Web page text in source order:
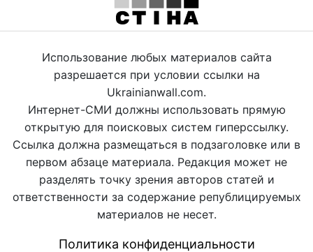
Использование любых материалов сайта
разрешается при условии ссылки на
Ukrainianwall.com.
Интернет-СМИ должны использовать прямую
открытую для поисковых систем гиперссылку.
Ссылка должна размещаться в подзаголовке или в
первом абзаце материала. Редакция может не
разделять точку зрения авторов статей и
ответственности за содержание републицируемых
материалов не несет.
Политика конфиденциальности